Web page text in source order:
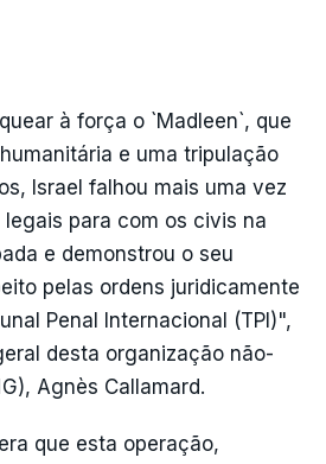
à força o `Madleen`, que
e uma tripulação
Israel falhou mais uma vez
para com os civis na
e demonstrou o seu
pelas ordens juridicamente
Penal Internacional (TPI)",
desta organização não-
Agnès Callamard.
que esta operação,